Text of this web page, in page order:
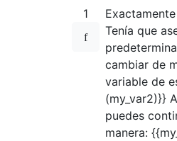
1
Tenía que
cambiar de
variable de
(my_var2)}}
puedes
manera: